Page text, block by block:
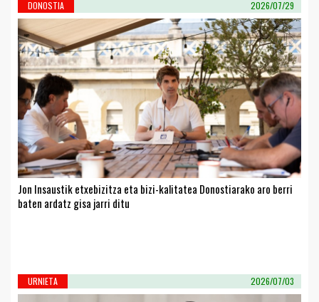
DONOSTIA 2026/07/29
Jon Insaustik etxebizitza eta bizi-kalitatea Donostiarako aro berri
baten ardatz gisa jarri ditu
URNIETA 2026/07/03